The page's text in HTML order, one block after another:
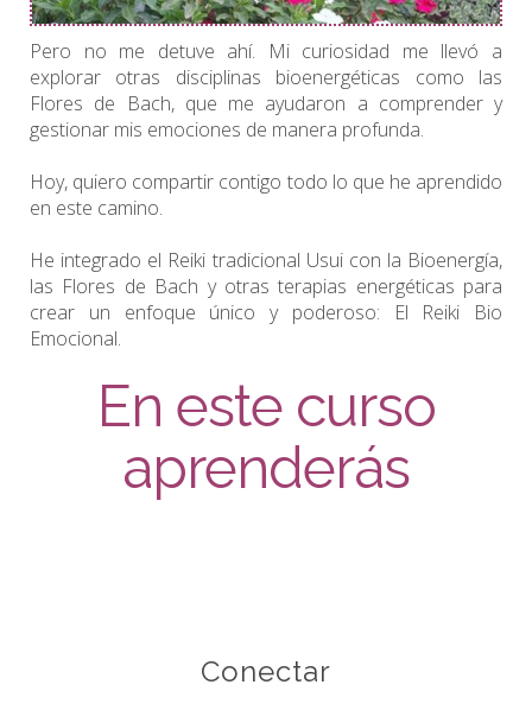
Pero no me detuve ahí. Mi curiosidad me llevó a
explorar otras disciplinas bioenergéticas como las
Flores de Bach, que me ayudaron a comprender y
gestionar mis emociones de manera profunda.
Hoy, quiero compartir contigo todo lo que he aprendido
en este camino.
He integrado el Reiki tradicional Usui con la Bioenergía,
las Flores de Bach y otras terapias energéticas para
crear un enfoque único y poderoso: El Reiki Bio
Emocional.
En este curso
aprenderás
Conectar